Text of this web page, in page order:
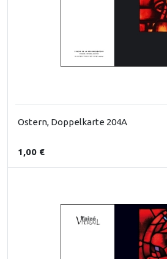
Ostern, Doppelkarte 204A
1,00 €